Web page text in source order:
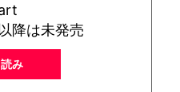
降は未発売
み